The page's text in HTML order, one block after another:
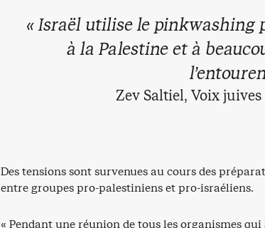
« Israël utilise le pinkwashing
à la Palestine et à
Zev Saltiel, Voix
Des tensions sont survenues au cours des
entre groupes pro-palestiniens et pro-israéliens.
« Pendant une réunion de tous les organismes